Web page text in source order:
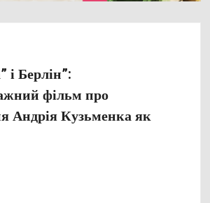
і Берлін”:
фільм про
Андрія Кузьменка як